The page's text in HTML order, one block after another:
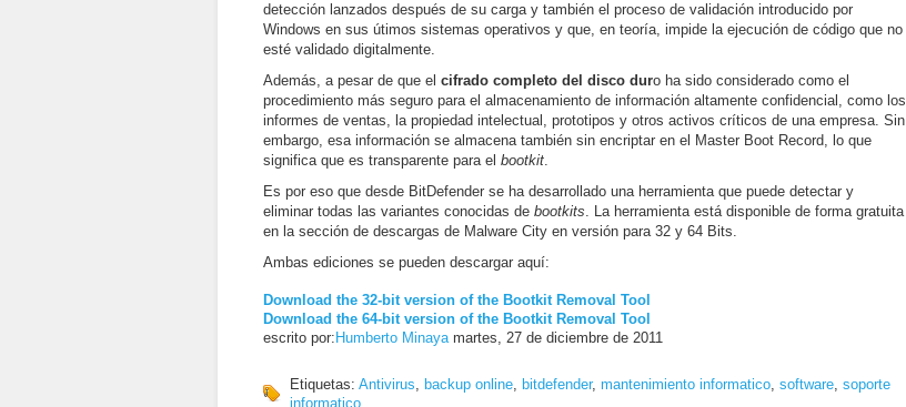
detección lanzados después de su carga y también el proceso de validación introducido por
Windows en sus útimos sistemas operativos y que, en teoría, impide la ejecución de código que no
esté validado digitalmente.
Además, a pesar de que el cifrado completo del disco duro ha sido considerado como el
procedimiento más seguro para el almacenamiento de información altamente confidencial, como los
informes de ventas, la propiedad intelectual, prototipos y otros activos críticos de una empresa. Sin
embargo, esa información se almacena también sin encriptar en el Master Boot Record, lo que
significa que es transparente para el bootkit.
Es por eso que desde BitDefender se ha desarrollado una herramienta que puede detectar y
eliminar todas las variantes conocidas de bootkits. La herramienta está disponible de forma gratuita
en la sección de descargas de Malware City en versión para 32 y 64 Bits.
Ambas ediciones se pueden descargar aquí:
Download the 32-bit version of the Bootkit Removal Tool
Download the 64-bit version of the Bootkit Removal Tool
escrito por: Humberto Minayamartes, 27 de diciembre de 2011
Etiquetas: Antivirus, backup online, bitdefender, mantenimiento informatico, software, soporte
informatico